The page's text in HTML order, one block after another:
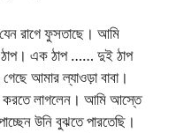
রাগে ফুসতাছে। আমি
ঠাপ। এক ঠাপ …… দুই ঠাপ
আমার ল্যাওড়া বাবা।
লাগলেন। আমি আস্তে
উনি বুঝতে পারতেছি।